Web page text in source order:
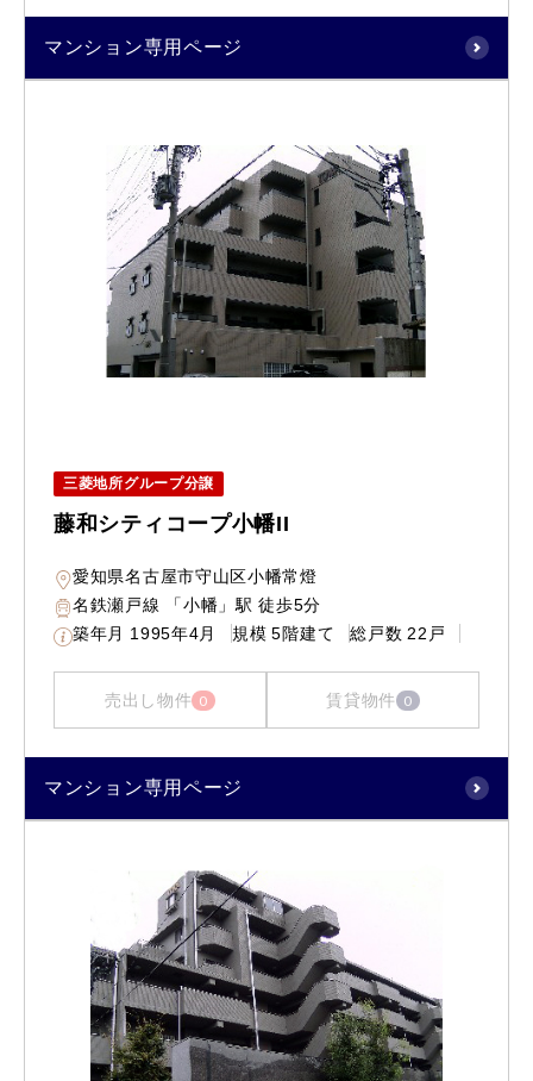
マンション専用ページ
三菱地所グループ分譲
藤和シティコープ小幡II
愛知県名古屋市守山区小幡常燈
名鉄瀬戸線 「小幡」駅 徒歩5分
築年月 1995年4月 規模 5階建て 総戸数 22戸
売出し物件 0 賃貸物件 0
マンション専用ページ